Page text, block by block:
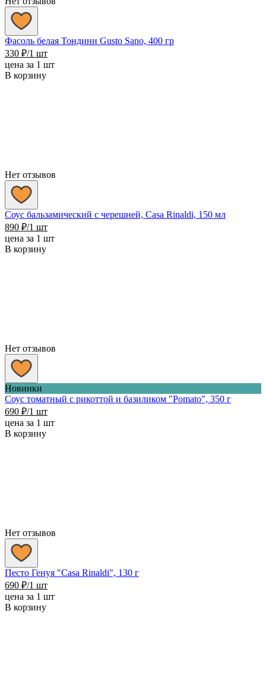
Фасоль белая Тондини Gusto Sano, 400 гр
330 ₽/1 шт
цена за 1 шт
В корзину
Нет отзывов
Соус бальзамический с черешней, Casa Rinaldi, 150 мл
890 ₽/1 шт
цена за 1 шт
В корзину
Нет отзывов
Новинки
Соус томатный с рикоттой и базиликом "Pomato", 350 г
690 ₽/1 шт
цена за 1 шт
В корзину
Нет отзывов
Песто Генуя "Casa Rinaldi", 130 г
690 ₽/1 шт
цена за 1 шт
В корзину